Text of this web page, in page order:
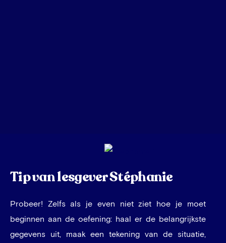
Tip van lesgever Stéphanie
Probeer! Zelfs als je even niet ziet hoe je moet
beginnen aan de oefening: haal er de belangrijkste
gegevens uit, maak een tekening van de situatie,